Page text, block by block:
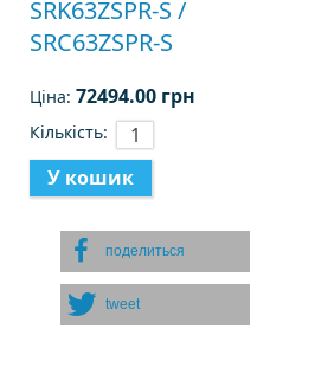
SRK63ZSPR-S /
SRC63ZSPR-S
Ціна:72494.00 грн
Кількість:
поделиться
tweet